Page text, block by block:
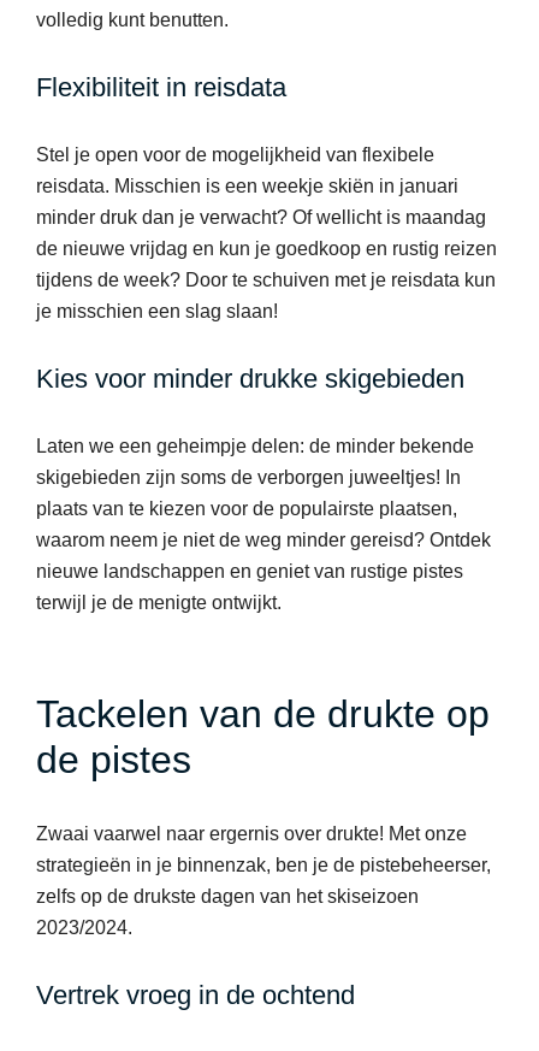
volledig kunt benutten.
Flexibiliteit in reisdata
Stel je open voor de mogelijkheid van flexibele
reisdata. Misschien is een weekje skiën in januari
minder druk dan je verwacht? Of wellicht is maandag
de nieuwe vrijdag en kun je goedkoop en rustig reizen
tijdens de week? Door te schuiven met je reisdata kun
je misschien een slag slaan!
Kies voor minder drukke skigebieden
Laten we een geheimpje delen: de minder bekende
skigebieden zijn soms de verborgen juweeltjes! In
plaats van te kiezen voor de populairste plaatsen,
waarom neem je niet de weg minder gereisd? Ontdek
nieuwe landschappen en geniet van rustige pistes
terwijl je de menigte ontwijkt.
Tackelen van de drukte op
de pistes
Zwaai vaarwel naar ergernis over drukte! Met onze
strategieën in je binnenzak, ben je de pistebeheerser,
zelfs op de drukste dagen van het skiseizoen
2023/2024.
Vertrek vroeg in de ochtend